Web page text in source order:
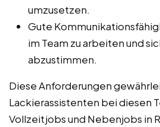
umzusetzen.
Gute
im Team zu arbeiten und
abzustimmen.
Diese Anforderungen
Lackierassistenten bei diesen
Vollzeitjobs und Nebenjobs in